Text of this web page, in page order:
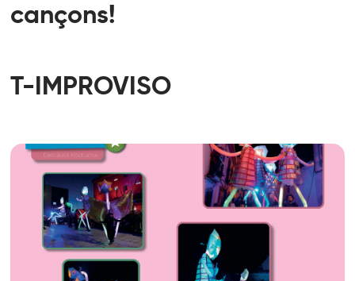
cançons!
T-IMPROVISO